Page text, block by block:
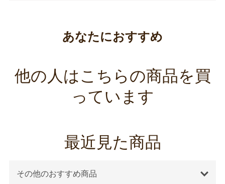
あなたにおすすめ
他の人はこちらの商品を買
っています
最近見た商品
その他のおすすめ商品